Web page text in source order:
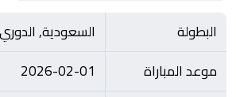
البطولة
السعودية,
موعد المباراة
2026-02-01